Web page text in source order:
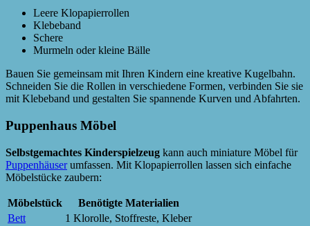
Leere Klopapierrollen
Klebeband
Schere
Murmeln oder kleine Bälle
Bauen Sie gemeinsam mit Ihren Kindern eine kreative Kugelbahn.
Schneiden Sie die Rollen in verschiedene Formen, verbinden Sie sie
mit Klebeband und gestalten Sie spannende Kurven und Abfahrten.
Puppenhaus Möbel
Selbstgemachtes Kinderspielzeug kann auch miniature Möbel für
Puppenhäuserumfassen. Mit Klopapierrollen lassen sich einfache
Möbelstücke zaubern:
Möbelstück
Benötigte Materialien
Bett
1 Klorolle, Stoffreste, Kleber